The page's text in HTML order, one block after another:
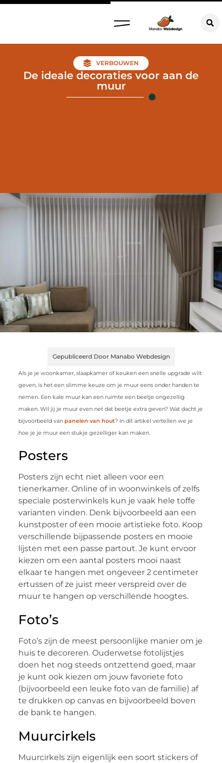
VERBOUWEN
De ideale decoraties voor aan de
muur
Gepubliceerd Door Manabo Webdesign
Als je je woonkamer, slaapkamer of keuken een snelle upgrade wilt
geven, is het een slimme keuze om je muur eens onder handen te
nemen. Een kale muur kan een ruimte een beetje ongezellig
maken. Wil jij je muur even net dat beetje extra geven? Wat dacht je
bijvoorbeeld van panelen van hout? In dit artikel vertellen we je
hoe je je muur een stukje gezelliger kan maken.
Posters
Posters zijn echt niet alleen voor een
tienerkamer. Online of in woonwinkels of zelfs
speciale posterwinkels kun je vaak hele toffe
varianten vinden. Denk bijvoorbeeld aan een
kunstposter of een mooie artistieke foto. Koop
verschillende bijpassende posters en mooie
lijsten met een passe partout. Je kunt ervoor
kiezen om een aantal posters mooi naast
elkaar te hangen met ongeveer 2 centimeter
ertussen of ze juist meer verspreid over de
muur te hangen op verschillende hoogtes.
Foto’s
Foto’s zijn de meest persoonlijke manier om je
huis te decoreren. Ouderwetse fotolijstjes
doen het nog steeds ontzettend goed, maar
je kunt ook kiezen om jouw favoriete foto
(bijvoorbeeld een leuke foto van de familie) af
te drukken op canvas en bijvoorbeeld boven
de bank te hangen.
Muurcirkels
Muurcirkels zijn eigenlijk een soort stickers of